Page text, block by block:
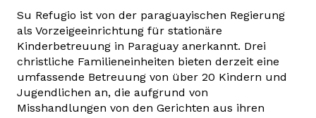
Su Refugio ist von der paraguayischen Regierung
als Vorzeigeeinrichtung für stationäre
Kinderbetreuung in Paraguay anerkannt. Drei
christliche Familieneinheiten bieten derzeit eine
umfassende Betreuung von über 20 Kindern und
Jugendlichen an, die aufgrund von
Misshandlungen von den Gerichten aus ihren